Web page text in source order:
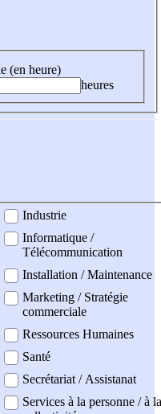
(en heure)
heures
Industrie
Informatique /
Télécommunication
Installation / Maintenance
Marketing / Stratégie
commerciale
Ressources Humaines
Santé
Secrétariat / Assistanat
Services à la personne / à la